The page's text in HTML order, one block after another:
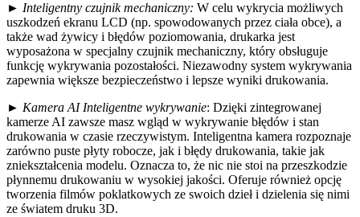
► Inteligentny czujnik mechaniczny: W celu wykrycia możliwych
uszkodzeń ekranu LCD (np. spowodowanych przez ciała obce), a
także wad żywicy i błędów poziomowania, drukarka jest
wyposażona w specjalny czujnik mechaniczny, który obsługuje
funkcję wykrywania pozostałości. Niezawodny system wykrywania
zapewnia większe bezpieczeństwo i lepsze wyniki drukowania.
► Kamera AI Inteligentne wykrywanie: Dzięki zintegrowanej
kamerze AI zawsze masz wgląd w wykrywanie błędów i stan
drukowania w czasie rzeczywistym. Inteligentna kamera rozpoznaje
zarówno puste płyty robocze, jak i błędy drukowania, takie jak
zniekształcenia modelu. Oznacza to, że nic nie stoi na przeszkodzie
płynnemu drukowaniu w wysokiej jakości. Oferuje również opcję
tworzenia filmów poklatkowych ze swoich dzieł i dzielenia się nimi
ze światem druku 3D.